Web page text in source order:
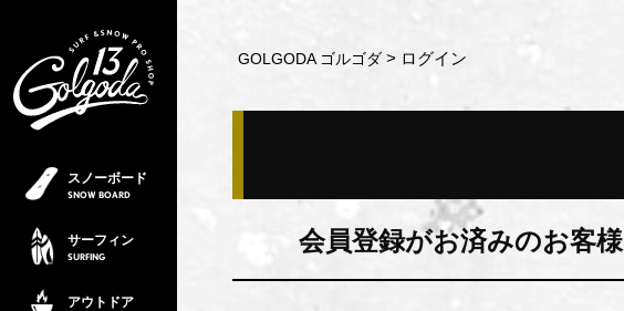
スノーボード
SNOW BOARD
サーフィン
SURFING
アウトドア
GOLGODA ゴルゴダ ログイン
会員登録がお済みのお客様